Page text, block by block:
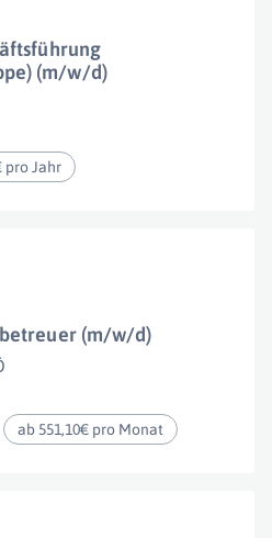
(m/w/d)
pro Jahr
(m/w/d)
ab 551,10€ pro Monat